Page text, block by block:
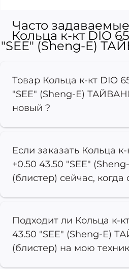
Часто
Кольца к-кт DIO
"SEE" (Sheng-E)
Товар Кольца к-кт DIO
"SEE" (Sheng-E)
новый ?
Если заказать Кольца
+0.50 43.50 "SEE"
(блистер) сейчас, когда
Подходит ли Кольца к-
43.50 "SEE" (Sheng-E)
(блистер) на мою